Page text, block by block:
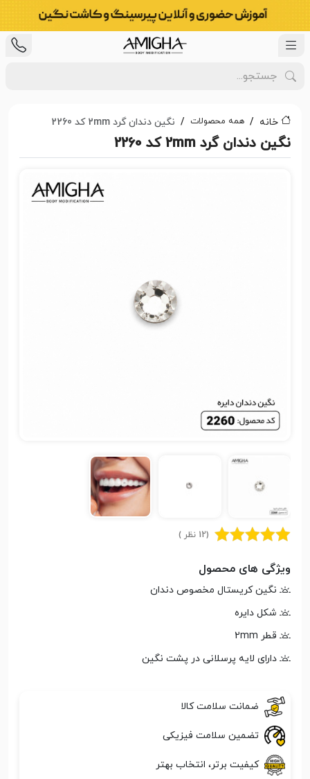
خانه همه محصولات نگین دندان گرد 2mm کد 2260
نگین دندان گرد 2mm کد 2260
(12 نظر )
ویژگی های محصول
نگین کریستال مخصوص دندان
شکل دایره
قطر 2mm
دارای لایه پرسلانی در پشت نگین
ضمانت سلامت کالا
تضمین سلامت فیزیکی
کیفیت برتر، انتخاب بهتر